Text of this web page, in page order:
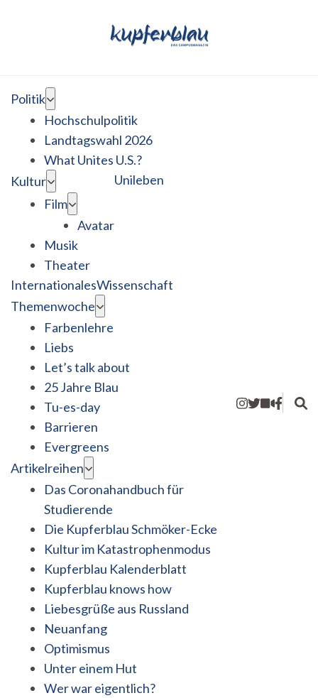
Politik
Hochschulpolitik
Landtagswahl 2026
What Unites U.S.?
Kultur
Film
Avatar
Musik
Theater
Unileben
InternationalesWissenschaft
Themenwoche
Farbenlehre
Liebs
Let’s talk about
25 Jahre Blau
Tu-es-day
Barrieren
Evergreens
Artikelreihen
Das Coronahandbuch für
Studierende
Die Kupferblau Schmöker-Ecke
Kultur im Katastrophenmodus
Kupferblau Kalenderblatt
Kupferblau knows how
Liebesgrüße aus Russland
Neuanfang
Optimismus
Unter einem Hut
Wer war eigentlich?